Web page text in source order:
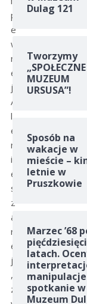
p
e
w
n
e
j
A
l
e
n
i
e
s
z
a
r
e
j
,
z
Dulag 121
Tworzymy
„SPOŁECZNE
MUZEUM
URSUSA”!
Sposób na
wakacje w
mieście –
letnie w
Pruszkowie
Marzec ’68
latach.
spotkanie w
Muzeum